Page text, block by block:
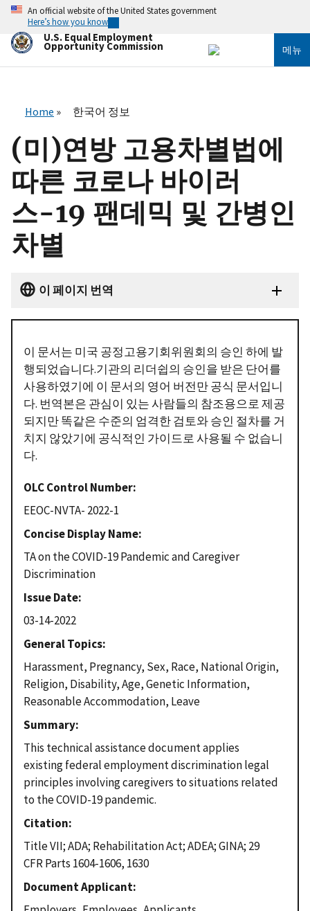
로
An official website of the United States government
Here’s how you know
U.S. Equal Employment
Opportunity Commission 메뉴
Home 한국어 정보
(미)연방 고용차별법에
따른 코로나 바이러
스-19 팬데믹 및 간병인
차별
이 페이지 번역
이 문서는 미국 공정고용기회위원회의 승인 하에 발
행되었습니다.기관의 리더쉽의 승인을 받은 단어를
사용하였기에 이 문서의 영어 버전만 공식 문서입니
다. 번역본은 관심이 있는 사람들의 참조용으로 제공
되지만 똑같은 수준의 엄격한 검토와 승인 절차를 거
치지 않았기에 공식적인 가이드로 사용될 수 없습니
다.
OLC Control Number
EEOC-NVTA- 2022-1
Concise Display Name
TA on the COVID-19 Pandemic and Caregiver
Discrimination
Issue Date
03-14-2022
General Topics
Harassment, Pregnancy, Sex, Race, National Origin,
Religion, Disability, Age, Genetic Information,
Reasonable Accommodation, Leave
Summary
This technical assistance document applies
existing federal employment discrimination legal
principles involving caregivers to situations related
to the COVID-19 pandemic.
Citation
Title VII; ADA; Rehabilitation Act; ADEA; GINA; 29
CFR Parts 1604-1606, 1630
Document Applicant